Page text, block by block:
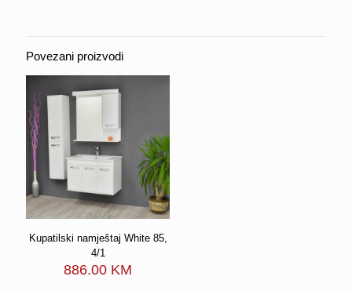
Povezani proizvodi
Kupatilski namještaj White 85,
4/1
886.00 KM